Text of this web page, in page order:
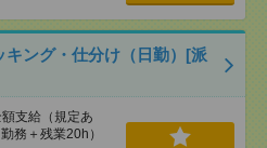
ング・仕分け（日勤）[派
支給（規定あ
務＋残業20h）